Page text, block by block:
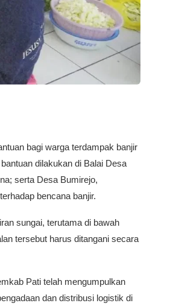
bagi warga terdampak banjir
dilakukan di Balai Desa
serta Desa Bumirejo,
bencana banjir.
sungai, terutama di bawah
tersebut harus ditangani secara
Pati telah mengumpulkan
dan distribusi logistik di